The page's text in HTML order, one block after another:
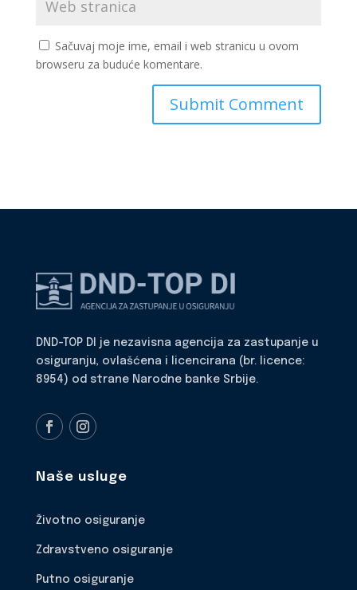
Sačuvaj moje ime, email i web stranicu u ovom
browseru za buduće komentare.
DND-TOP DI je nezavisna agencija za zastupanje u
osiguranju, ovlašćena i licencirana (br. licence:
8954) od strane Narodne banke Srbije.
Naše usluge
Životno osiguranje
Zdravstveno osiguranje
Putno osiguranje